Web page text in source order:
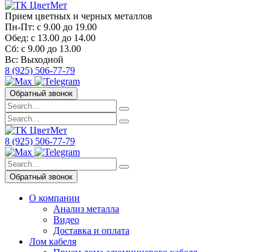
Прием цветных и черных металлов
Пн-Пт: с 9.00 до 19.00
Обед: с 13.00 до 14.00
Сб: с 9.00 до 13.00
Вс: Выходной
8 (925) 506-77-79
Обратный звонок
8 (925) 506-77-79
Обратный звонок
О компании
Анализ металла
Видео
Доставка и оплата
Лом кабеля